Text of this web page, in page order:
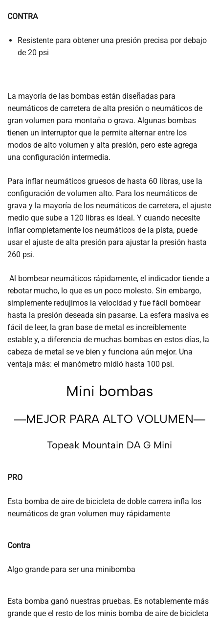
CONTRA
Resistente para obtener una presión precisa por debajo
de 20 psi
La mayoría de las bombas están diseñadas para
neumáticos de carretera de alta presión o neumáticos de
gran volumen para montaña o grava. Algunas bombas
tienen un interruptor que le permite alternar entre los
modos de alto volumen y alta presión, pero este agrega
una configuración intermedia.
Para inflar neumáticos gruesos de hasta 60 libras, use la
configuración de volumen alto. Para los neumáticos de
grava y la mayoría de los neumáticos de carretera, el ajuste
medio que sube a 120 libras es ideal. Y cuando necesite
inflar completamente los neumáticos de la pista, puede
usar el ajuste de alta presión para ajustar la presión hasta
260 psi.
Al bombear neumáticos rápidamente, el indicador tiende a
rebotar mucho, lo que es un poco molesto. Sin embargo,
simplemente redujimos la velocidad y fue fácil bombear
hasta la presión deseada sin pasarse. La esfera masiva es
fácil de leer, la gran base de metal es increíblemente
estable y, a diferencia de muchas bombas en estos días, la
cabeza de metal se ve bien y funciona aún mejor. Una
ventaja más: el manómetro midió hasta 100 psi.
Mini bombas
―MEJOR PARA ALTO VOLUMEN―
Topeak Mountain DA G Mini
PRO
Esta bomba de aire de bicicleta de doble carrera infla los
neumáticos de gran volumen muy rápidamente
Contra
Algo grande para ser una minibomba
Esta bomba ganó nuestras pruebas. Es notablemente más
grande que el resto de los minis bomba de aire de bicicleta